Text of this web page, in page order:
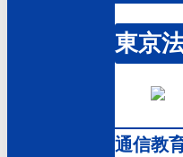
東京
通信教